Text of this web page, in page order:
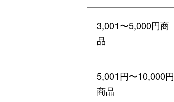
3,001〜5,000円商
品
5,001円〜10,000円
商品